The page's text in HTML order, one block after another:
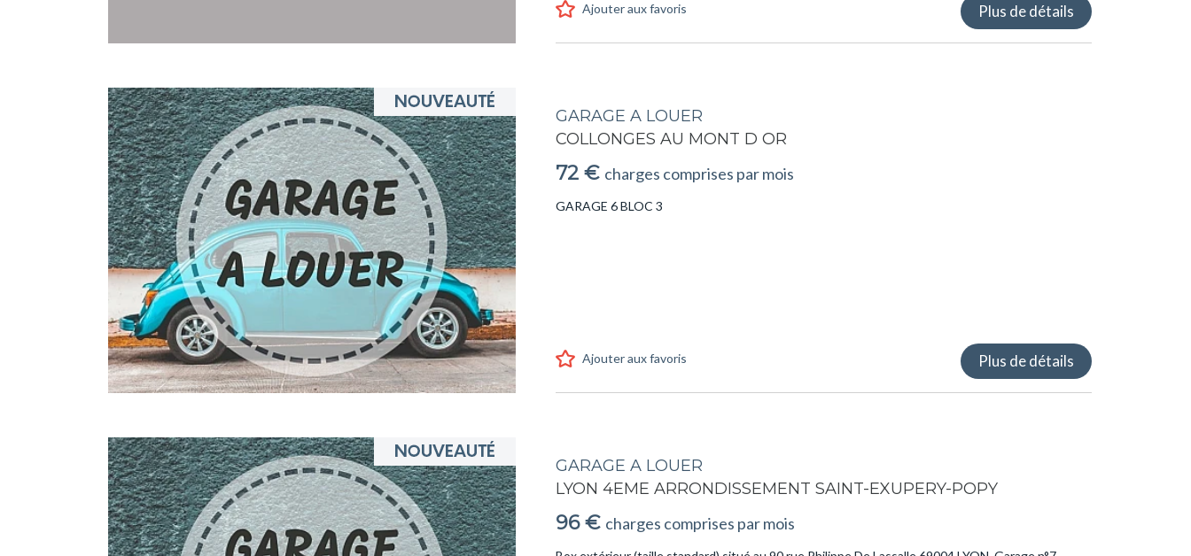
Ajouter aux favoris Plus de détails
GARAGE A LOUER
COLLONGES AU MONT D OR
72 € charges comprises par mois
GARAGE 6 BLOC 3
Ajouter aux favoris Plus de détails
GARAGE A LOUER
LYON 4EME ARRONDISSEMENT SAINT-EXUPERY-POPY
96 € charges comprises par mois